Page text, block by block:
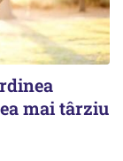
mai târziu